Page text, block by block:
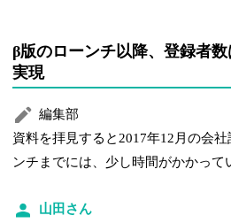
β版のローンチ以降、登録者
実現
編集部
資料を拝見すると2017年12月の会
ンチまでには、少し時間がかかって
山田さん